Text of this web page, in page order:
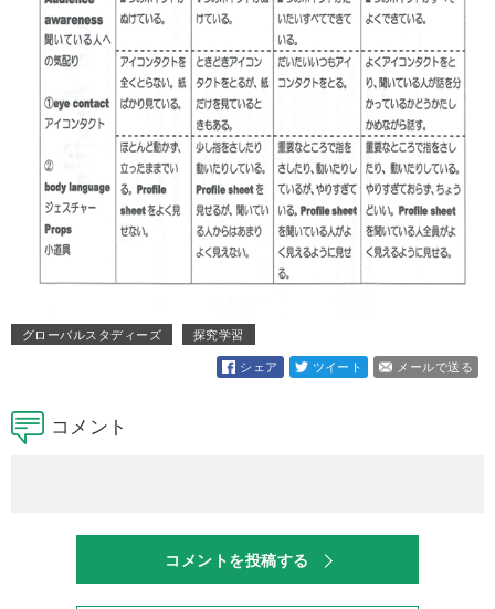
グローバルスタディーズ
探究学習
シェア
ツイート メールで送る
コメント
コメントを投稿する